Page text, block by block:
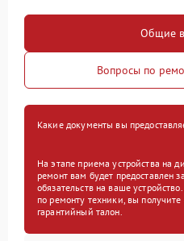
Общие
Вопросы по
Какие документы вы
На этапе приема устройства на
ремонт вам будет предоставлен
обязательств на ваше
по ремонту техники, вы
гарантийный талон.